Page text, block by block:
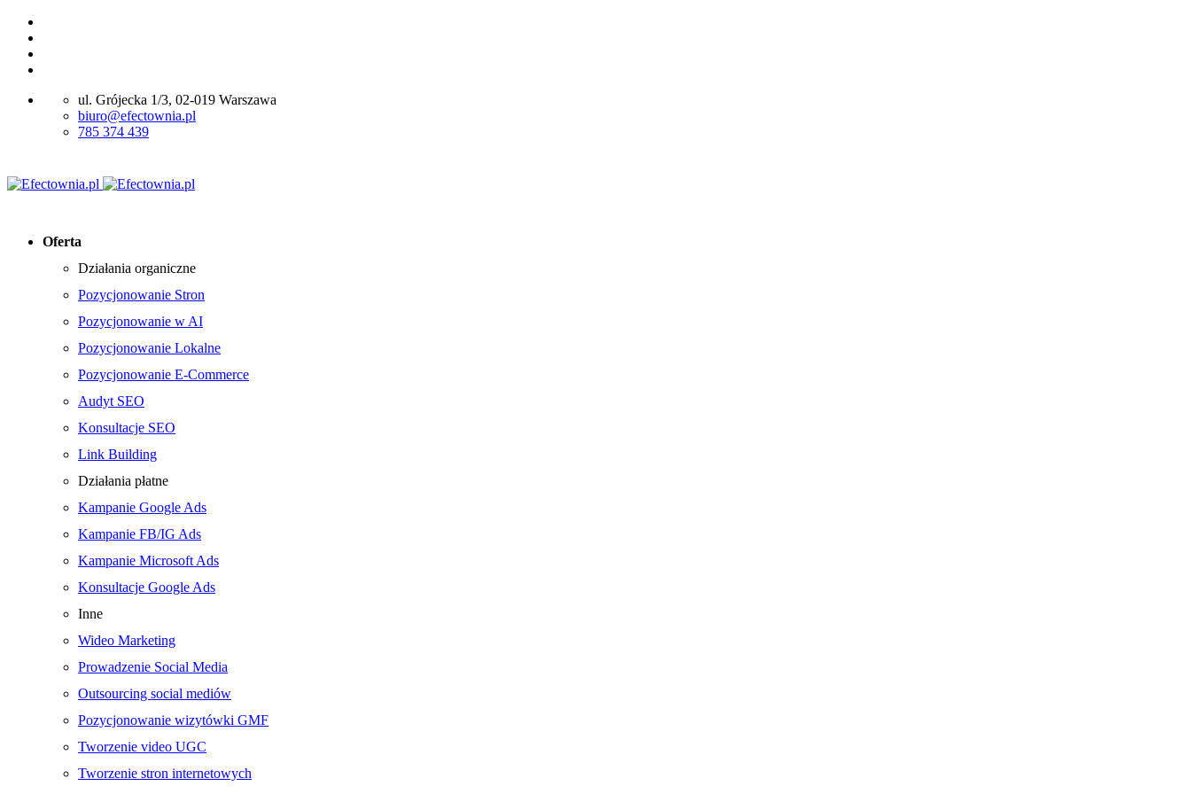
ul. Grójecka 1/3, 02-019 Warszawa
biuro@efectownia.pl
785 374 439
Oferta
Działania organiczne
Pozycjonowanie Stron
Pozycjonowanie w AI
Pozycjonowanie Lokalne
Pozycjonowanie E-Commerce
Audyt SEO
Konsultacje SEO
Link Building
Działania płatne
Kampanie Google Ads
Kampanie FB/IG Ads
Kampanie Microsoft Ads
Konsultacje Google Ads
Inne
Wideo Marketing
Prowadzenie Social Media
Outsourcing social mediów
Pozycjonowanie wizytówki GMF
Tworzenie video UGC
Tworzenie stron internetowych